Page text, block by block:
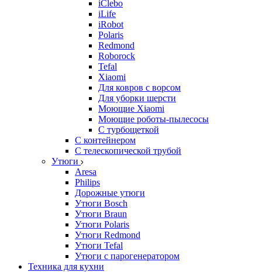
iClebo
iLife
iRobot
Polaris
Redmond
Roborock
Tefal
Xiaomi
Для ковров с ворсом
Для уборки шерсти
Моющие Xiaomi
Моющие роботы-пылесосы
С турбощеткой
С контейнером
С телескопической трубой
Утюги
Aresa
Philips
Дорожные утюги
Утюги Bosch
Утюги Braun
Утюги Polaris
Утюги Redmond
Утюги Tefal
Утюги с парогенератором
Техника для кухни